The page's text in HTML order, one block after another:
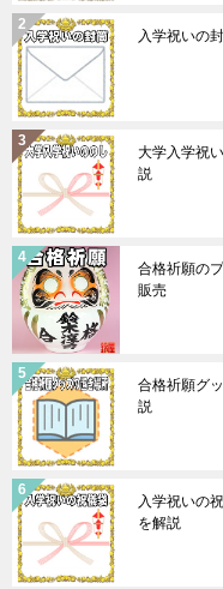
入学祝いの
大学入学祝
説
合格祈願の
販売
合格祈願グ
説
入学祝いの
を解説